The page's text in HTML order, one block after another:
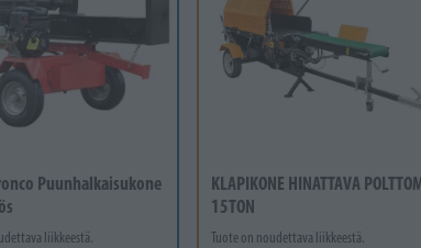
Puunhalkaisukone
liikkeestä.
KLAPIKONE HINATTAVA
15TON
Tuote on noudettava liikkeestä.